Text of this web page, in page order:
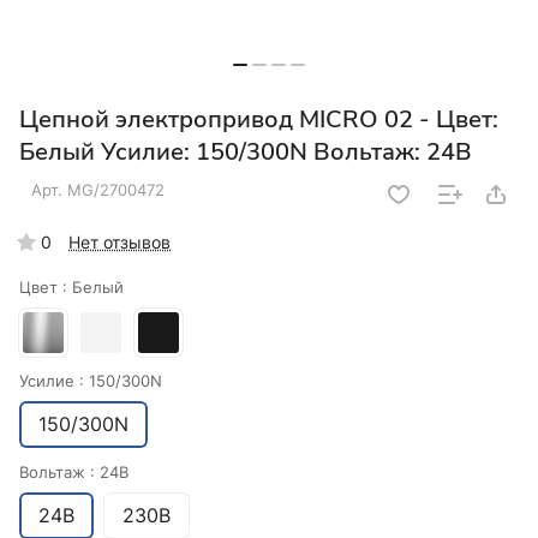
Цепной электропривод MICRO 02 - Цвет:
Белый Усилие: 150/300N Вольтаж: 24В
Арт. MG/2700472
0 Нет отзывов
Цвет : Белый
Усилие : 150/300N
150/300N
Вольтаж : 24В
24В 230В